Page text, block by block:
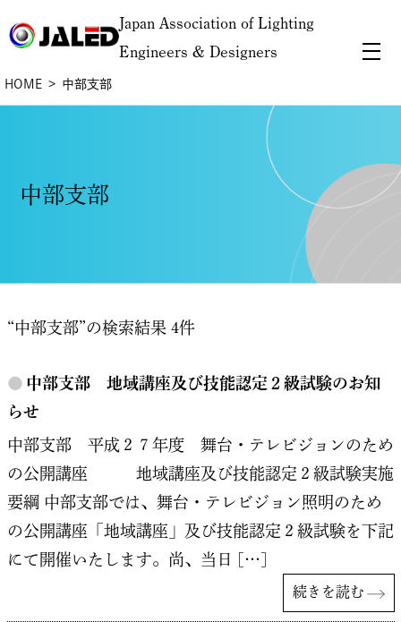
Japan Association of Lighting
Engineers & Designers
HOME 中部支部
中部支部
“中部支部”の検索結果 4件
● 中部支部 地域講座及び技能認定２級試験のお知
らせ
中部支部 平成２７年度 舞台・テレビジョンのため
の公開講座 地域講座及び技能認定２級試験実施
要綱 中部支部では、舞台・テレビジョン照明のため
の公開講座「地域講座」及び技能認定２級試験を下記
にて開催いたします。尚、当日 […]
続きを読む